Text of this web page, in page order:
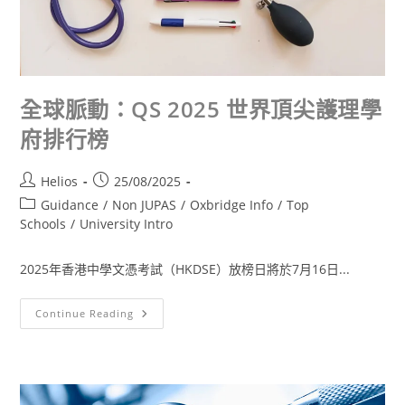
全球脈動：QS 2025 世界頂尖護理學
府排行榜
Helios
25/08/2025
Guidance / Non JUPAS / Oxbridge Info / Top
Schools / University Intro
2025年香港中學文憑考試（HKDSE）放榜日將於7月16日...
Continue Reading